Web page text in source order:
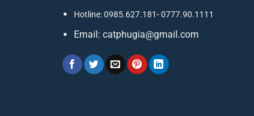
Hotline: 0985.627.181- 0777.90.1111
Email: catphugia@gmail.com